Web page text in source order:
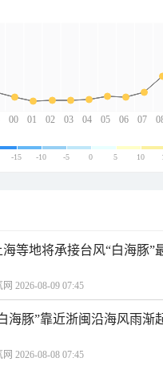
00 01 02 03 04 05 06 07
-15 -10 -5 0 5 10
海等地将承接台风“白海豚”
2026-08-09 07:45
海豚”靠近浙闽沿海风雨渐
2026-08-08 07:45